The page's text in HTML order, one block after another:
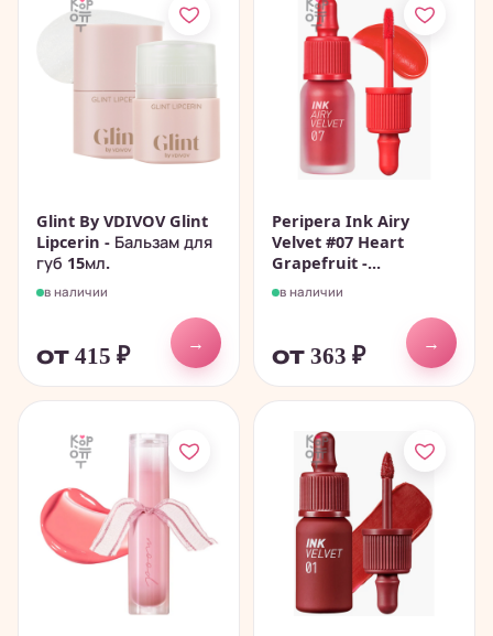
Glint By VDIVOV Glint
Lipcerin - Бальзам для
губ 15мл.
в наличии
от 415 ₽
→
Peripera Ink Airy
Velvet #07 Heart
Grapefruit -...
в наличии
от 363 ₽
→